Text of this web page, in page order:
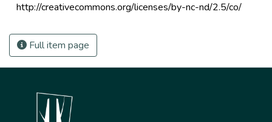
http://creativecommons.org/licenses/by-nc-nd/2.5/co/
Full item page